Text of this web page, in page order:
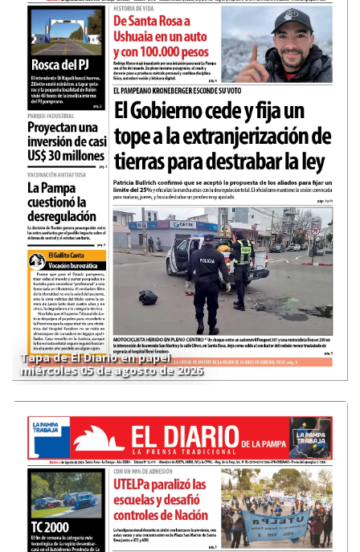
Tapa de El Diario en papel
miércoles 05 de agosto de 2026